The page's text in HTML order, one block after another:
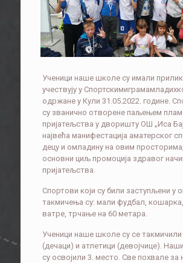
Ученици наше школе су имали
учествују у
одржане у Кули 31.05.2022. године.
су званично отворене паљењем
пријатељства у дворишту ОШ „Иса
највећа манифестација аматерског
децу и омладину на овим просторима,
основни циљ промоција здравог
пријатељства.
Спортови који су били заступљени у
такмичења су: мали фудбал,
ватре, трчање на 60 метара.
Ученици наше школе су се
(дечаци) и атлетици (девојчице).
су освојили 3. место. Све похвале за